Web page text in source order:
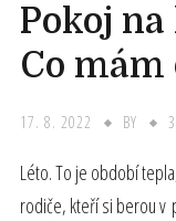
Pokoj
Co mám
17. 8. 2022 BY
Léto. To je období
rodiče, kteří si berou v